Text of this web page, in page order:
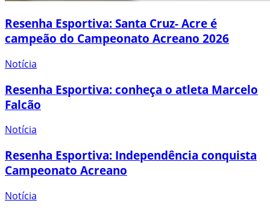
Resenha Esportiva: Santa Cruz- Acre é
campeão do Campeonato Acreano 2026
Notícia
Resenha Esportiva: conheça o atleta Marcelo
Falcão
Notícia
Resenha Esportiva: Independência conquista
Campeonato Acreano
Notícia